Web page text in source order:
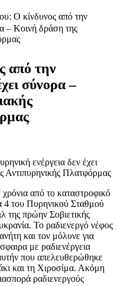
Ο κίνδυνος από την
– Κοινή δράση της
από την
σύνορα –
από το καταστροφικό
4 του Πυρηνικού Σταθμού
της πρώην Σοβιετικής
Το ραδιενεργό νέφος
και τον μόλυνε για
με ραδιενέργεια
που απελευθερώθηκε
και τη Χιροσίμα. Ακόμη
ραδιενεργούς